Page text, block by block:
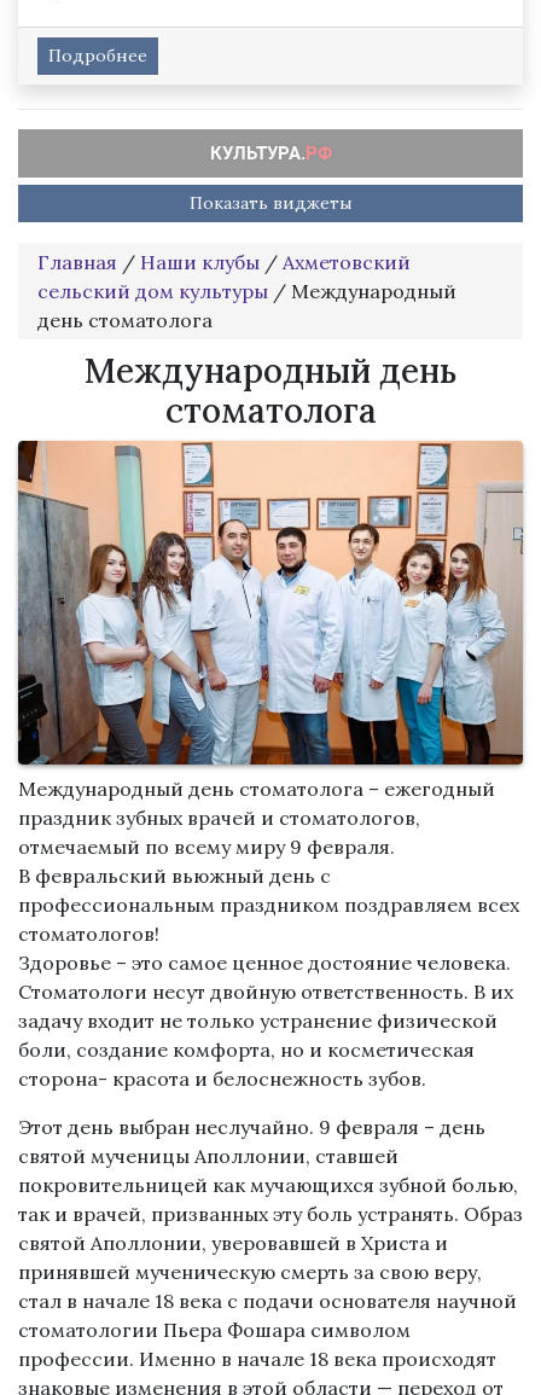
Подробнее
Показать виджеты
Главная / Наши клубы / Ахметовский
сельский дом культуры / Международный
день стоматолога
Международный день
стоматолога
Международный день стоматолога – ежегодный
праздник зубных врачей и стоматологов,
отмечаемый по всему миру 9 февраля.
В февральский вьюжный день с
профессиональным праздником поздравляем всех
стоматологов!
Здоровье – это самое ценное достояние человека.
Стоматологи несут двойную ответственность. В их
задачу входит не только устранение физической
боли, создание комфорта, но и косметическая
сторона- красота и белоснежность зубов.
Этот день выбран неслучайно. 9 февраля – день
святой мученицы Аполлонии, ставшей
покровительницей как мучающихся зубной болью,
так и врачей, призванных эту боль устранять. Образ
святой Аполлонии, уверовавшей в Христа и
принявшей мученическую смерть за свою веру,
стал в начале 18 века с подачи основателя научной
стоматологии Пьера Фошара символом
профессии. Именно в начале 18 века происходят
знаковые изменения в этой области — переход от